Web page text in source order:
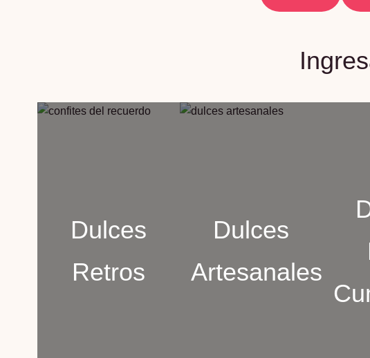
Dulces
Retros
Dulces
Artesanales